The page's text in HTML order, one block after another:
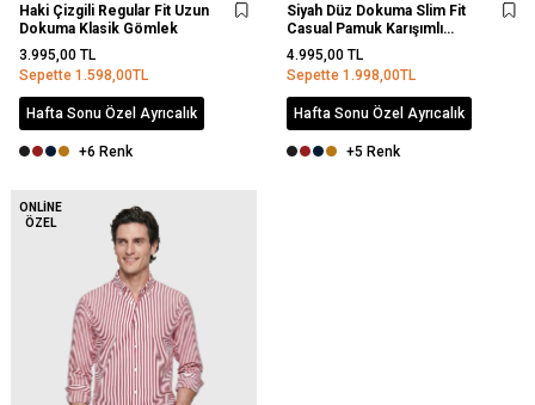
Haki Çizgili Regular Fit Uzun
Dokuma Klasik Gömlek
3.995,00 TL
Sepette 1.598,00TL
Hafta Sonu Özel Ayrıcalık
+6 Renk
Siyah Düz Dokuma Slim Fit
Casual Pamuk Karışımlı
Pantolon
4.995,00 TL
Sepette 1.998,00TL
Hafta Sonu Özel Ayrıcalık
+5 Renk
ONLINE
ÖZEL